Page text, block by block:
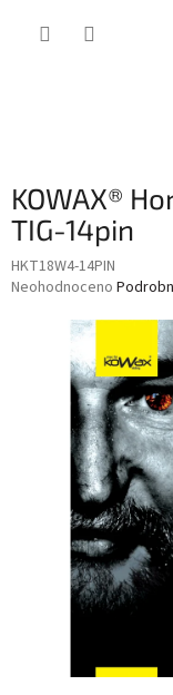
KOWAX®
TIG-14pin
HKT18W4-14PIN
Průměrné
hvězdiček.
Neohodnoceno